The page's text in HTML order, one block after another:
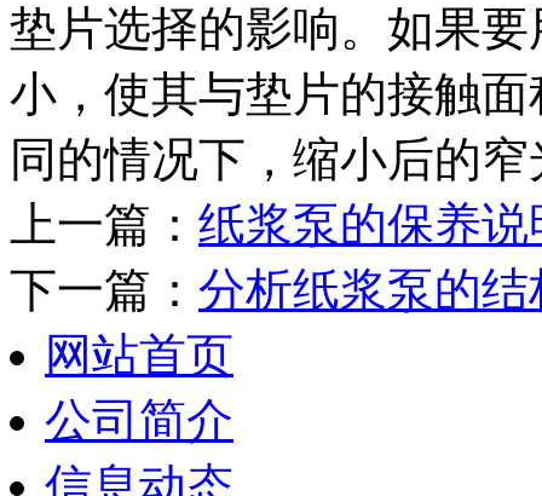
垫片选择的影响。如果
小，使其与垫片的接触
同的情况下，缩小后的
上一篇： 纸浆泵的保养
下一篇： 分析纸浆泵的
网站首页
公司简介